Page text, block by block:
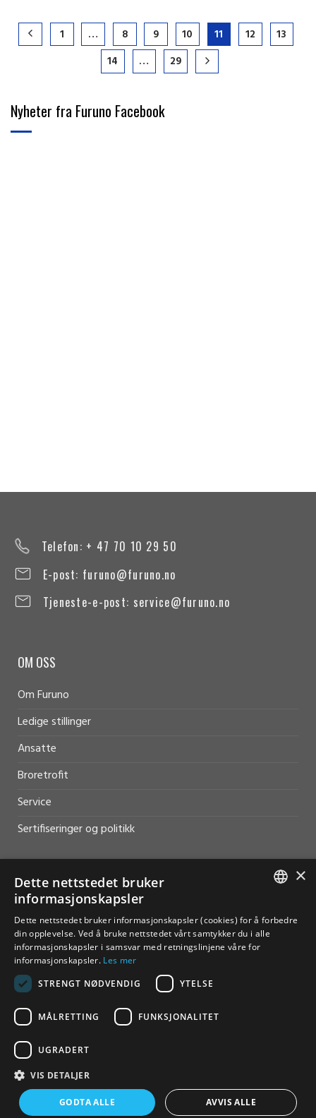
Nyheter fra Furuno Facebook
1 … 8 9 10 11 12
13
14
… 29
Telefon: + 47 70 10 29 50
E-post: furuno@furuno.no
Tjeneste-e-post: service@furuno.no
OM OSS
Om Furuno
Ledige stillinger
Ansatte
Broretrofit
Service
Sertifiseringer og politikk
HJELP OG SUPPORT
Salg
Kontakt
© Furuno Norge - Alle rettigheter reservert
Vilkår for bruk
Personvern Åpenhetsloven
ENGLISH
×
Dette nettstedet bruker
informasjonskapsler
Dette nettstedet bruker informasjonskapsler (cookies) for å forbedre
din opplevelse. Ved å bruke nettstedet vårt samtykker du i alle
informasjonskapsler i samsvar med retningslinjene våre for
informasjonskapsler. Les mer
STRENGT NØDVENDIG
YTELSE
MÅLRETTING FUNKSJONALITET
UGRADERT
VIS DETALJER
GODTA ALLE AVVIS ALLE